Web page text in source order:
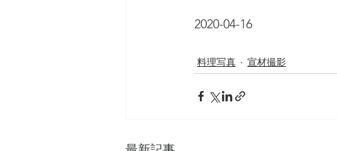
2020-04-16
料理写真 宣材撮影